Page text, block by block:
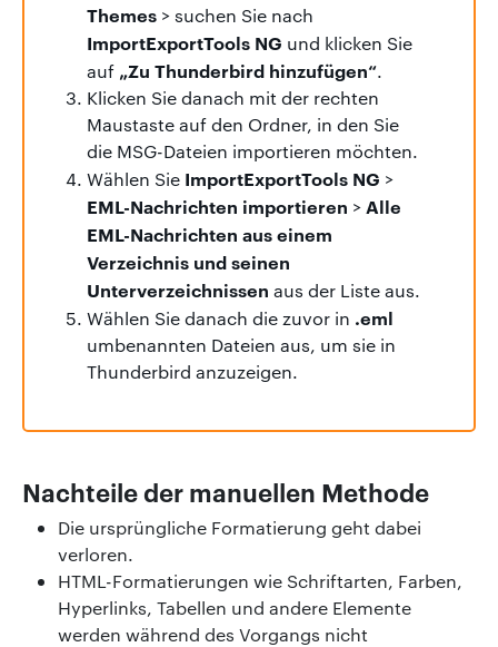
Themes > suchen Sie nach
ImportExportTools NG und klicken Sie
auf „Zu Thunderbird hinzufügen“.
Klicken Sie danach mit der rechten
Maustaste auf den Ordner, in den Sie
die MSG-Dateien importieren möchten.
Wählen Sie ImportExportTools NG >
EML-Nachrichten importieren > Alle
EML-Nachrichten aus einem
Verzeichnis und seinen
Unterverzeichnissen aus der Liste aus.
Wählen Sie danach die zuvor in .eml
umbenannten Dateien aus, um sie in
Thunderbird anzuzeigen.
Nachteile der manuellen Methode
Die ursprüngliche Formatierung geht dabei
verloren.
HTML-Formatierungen wie Schriftarten, Farben,
Hyperlinks, Tabellen und andere Elemente
werden während des Vorgangs nicht